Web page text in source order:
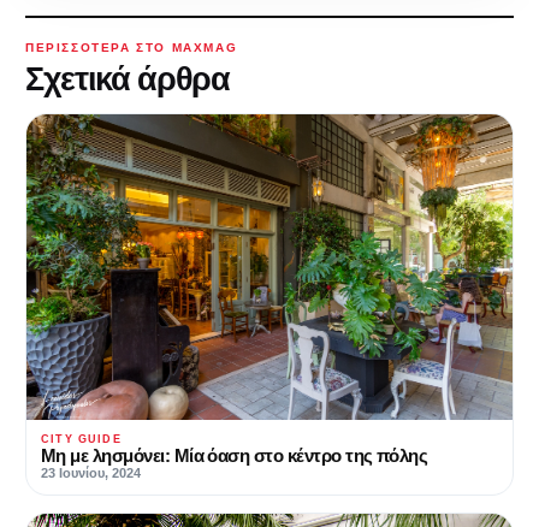
ΠΕΡΙΣΣΌΤΕΡΑ ΣΤΟ MAXMAG
Σχετικά άρθρα
CITY GUIDE
Μη με λησμόνει: Μία όαση στο κέντρο της πόλης
23 Ιουνίου, 2024